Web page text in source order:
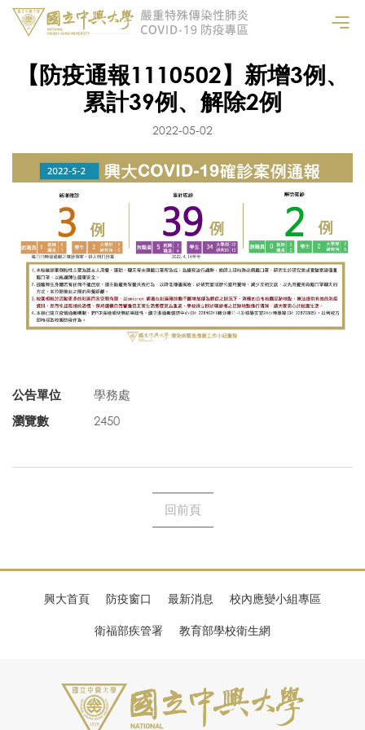
【防疫通報1110502】新增3例、
累計39例、解除2例
2022-05-02
公告單位
學務處
瀏覽數
2450
回前頁
興大首頁 防疫窗口 最新消息 校內應變小組專區
衛福部疾管署 教育部學校衛生網